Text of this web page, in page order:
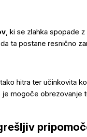
, ki se zlahka spopade
ta postane resnično
hitra ter učinkovita
je mogoče obrezovanje